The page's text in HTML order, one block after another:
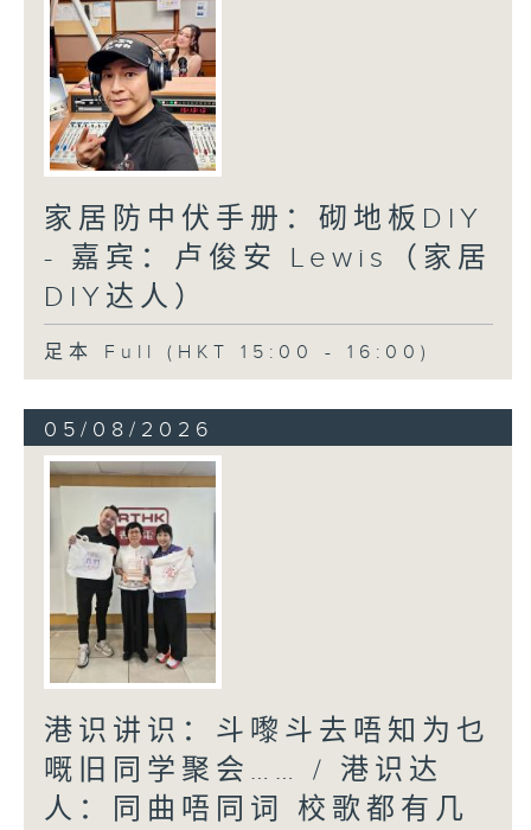
家居防中伏手册：砌地板DIY
- 嘉宾：卢俊安 Lewis（家居
DIY达人）
足本 Full (HKT 15:00 - 16:00)
05/08/2026
港识讲识：斗嚟斗去唔知为乜
嘅旧同学聚会…… / 港识达
人：同曲唔同词 校歌都有几